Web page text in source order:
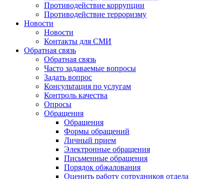
Противодействие коррупции
Противодействие терроризму
Новости
Новости
Контакты для СМИ
Обратная связь
Обратная связь
Часто задаваемые вопросы
Задать вопрос
Консультация по услугам
Контроль качества
Опросы
Обращения
Обращения
Формы обращений
Личный прием
Электронные обращения
Письменные обращения
Порядок обжалования
Оценить работу сотрудников отдела